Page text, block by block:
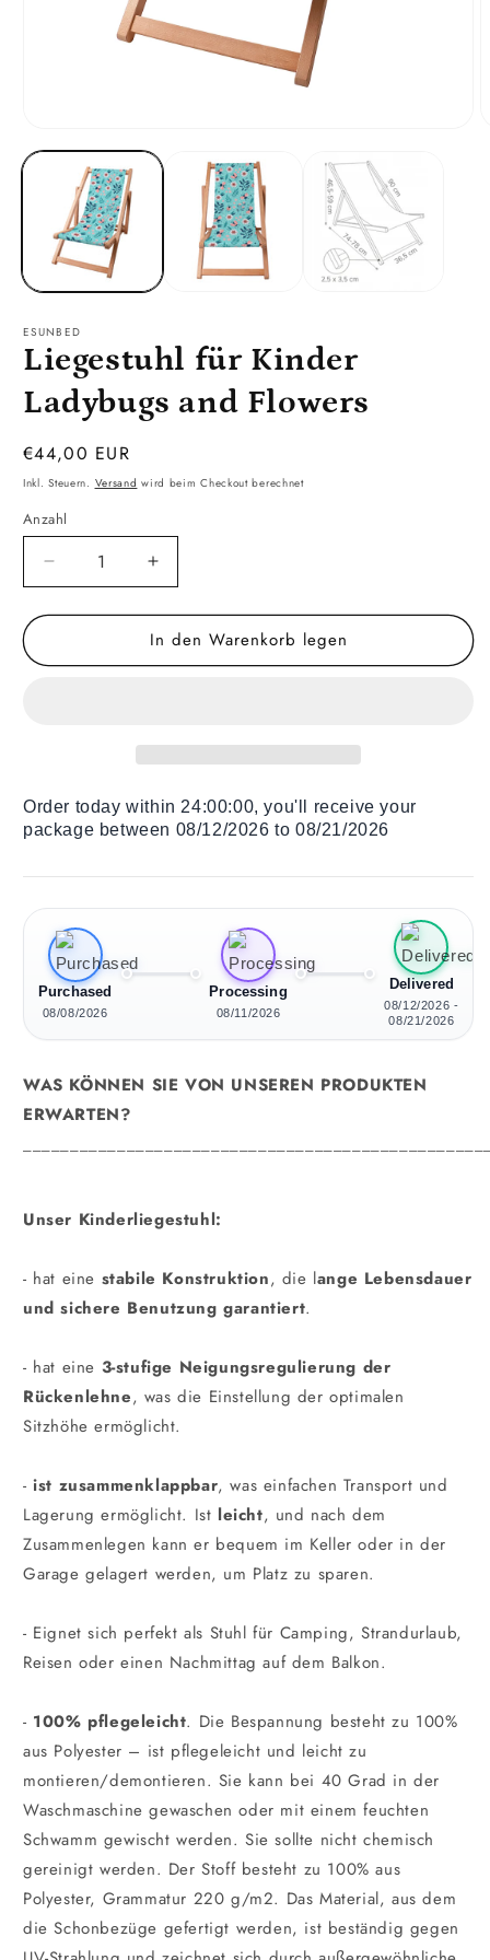
1
in
ESUNBED
Liegestuhl für Kinder
Ladybugs and Flowers
Normaler
Preis
€44,00 EUR
Inkl. Steuern. Versand wird beim Checkout berechnet
Anzahl
Verringere
die
Menge
Liegestuhl
Erhöhe
die
Menge
für
Liegestuhl
In den Warenkorb legen
Order today within 24:00:00, you'll receive your
package between 08/12/2026 to 08/21/2026
Purchased
08/08/2026
Processing
08/11/2026
Delivered
08/12/2026 -
08/21/2026
WAS KÖNNEN SIE VON UNSEREN PRODUKTEN
ERWARTEN?
Unser Kinderliegestuhl:
- hat eine stabile Konstruktion, die lange Lebensdauer
und sichere Benutzung garantiert.
- hat eine 3-stufige Neigungsregulierung der
Rückenlehne, was die Einstellung der optimalen
Sitzhöhe ermöglicht.
- ist zusammenklappbar, was einfachen Transport und
Lagerung ermöglicht. Ist leicht, und nach dem
Zusammenlegen kann er bequem im Keller oder in der
Garage gelagert werden, um Platz zu sparen.
- Eignet sich perfekt als Stuhl für Camping, Strandurlaub,
Reisen oder einen Nachmittag auf dem Balkon.
- 100% pflegeleicht. Die Bespannung besteht zu 100%
aus Polyester – ist pflegeleicht und leicht zu
montieren/demontieren. Sie kann bei 40 Grad in der
Waschmaschine gewaschen oder mit einem feuchten
Schwamm gewischt werden. Sie sollte nicht chemisch
gereinigt werden. Der Stoff besteht zu 100% aus
Polyester, Grammatur 220 g/m2. Das Material, aus dem
die Schonbezüge gefertigt werden, ist beständig gegen